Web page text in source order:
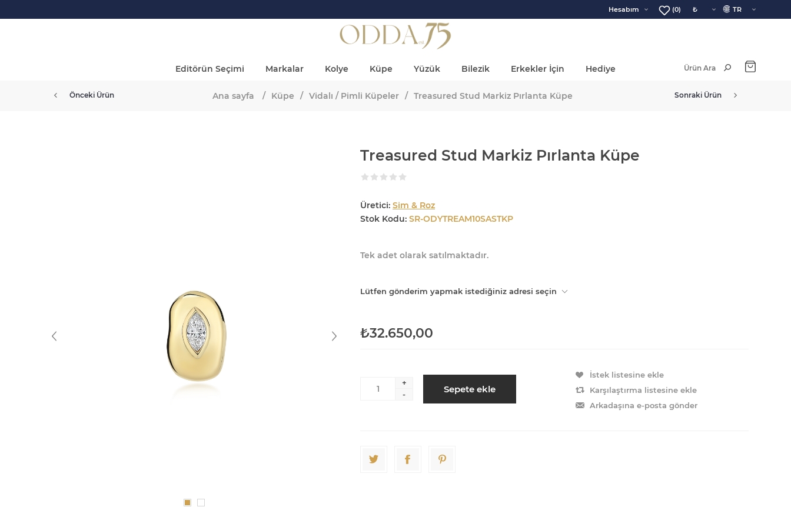
Hesabım (0) 🌐
Editörün Seçimi Markalar Kolye Küpe Yüzük Bilezik Erkekler İçin Hediye
Ana sayfa / Küpe / Vidalı / Pimli Küpeler / Treasured Stud Markiz Pırlanta Küpe
Önceki Ürün Sonraki Ürün
Treasured Stud Markiz Pırlanta Küpe
Üretici: Sim & Roz
Stok Kodu: SR-ODYTREAM10SASTKP
Tek adet olarak satılmaktadır.
Lütfen gönderim yapmak istediğiniz adresi seçin
₺32.650,00
+
-
Sepete ekle
İstek listesine ekle
Karşılaştırma listesine ekle
Arkadaşına e-posta gönder